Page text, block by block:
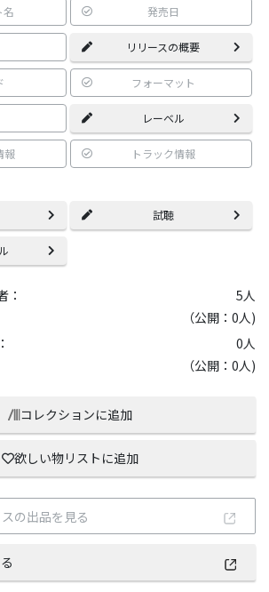
名 発売日
リリースの概要
フォーマット
レーベル
報 トラック情報
試聴
： 5人
（公開：0人)
0人
（公開：0人)
コレクションに追加
欲しい物リストに追加
の出品を見る